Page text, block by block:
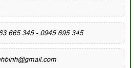
665 345 - 0945 695 345